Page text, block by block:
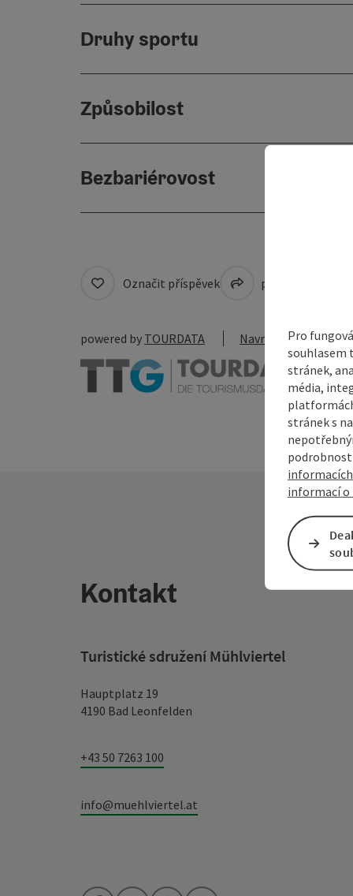
Druhy sportu
Způsobilost
Bezbariérovost
Označit příspěvek přejít na
powered by TOURDATA Navrhnout změnu
Kontakt
Turistické sdružení Mühlviertel
Hauptplatz 19
4190 Bad Leonfelden
+43 50 7263 100
info@muehlviertel.at
Pro
souhlasem
stránek,
média,
stránek s
informací o